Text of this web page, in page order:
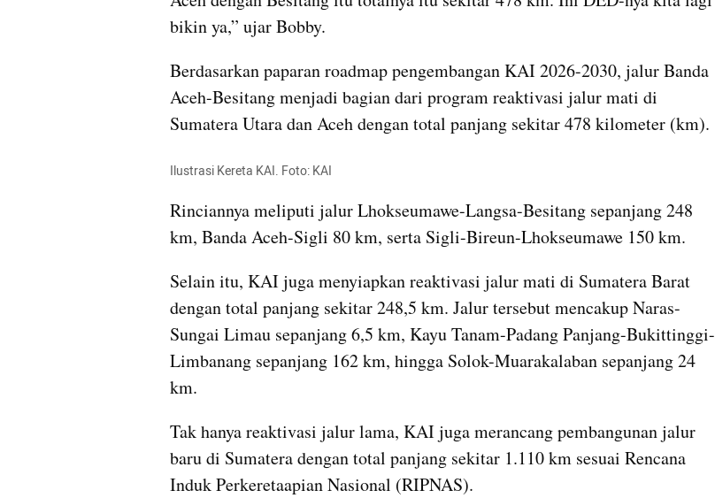
bikin ya,” ujar Bobby.
Berdasarkan paparan roadmap pengembangan KAI 2026-2030, jalur Banda
Aceh-Besitang menjadi bagian dari program reaktivasi jalur mati di
Sumatera Utara dan Aceh dengan total panjang sekitar 478 kilometer (km).
Ilustrasi Kereta KAI. Foto: KAI
Rinciannya meliputi jalur Lhokseumawe-Langsa-Besitang sepanjang 248
km, Banda Aceh-Sigli 80 km, serta Sigli-Bireun-Lhokseumawe 150 km.
Selain itu, KAI juga menyiapkan reaktivasi jalur mati di Sumatera Barat
dengan total panjang sekitar 248,5 km. Jalur tersebut mencakup Naras-
Sungai Limau sepanjang 6,5 km, Kayu Tanam-Padang Panjang-Bukittinggi-
Limbanang sepanjang 162 km, hingga Solok-Muarakalaban sepanjang 24
km.
Tak hanya reaktivasi jalur lama, KAI juga merancang pembangunan jalur
baru di Sumatera dengan total panjang sekitar 1.110 km sesuai Rencana
Induk Perkeretaapian Nasional (RIPNAS).